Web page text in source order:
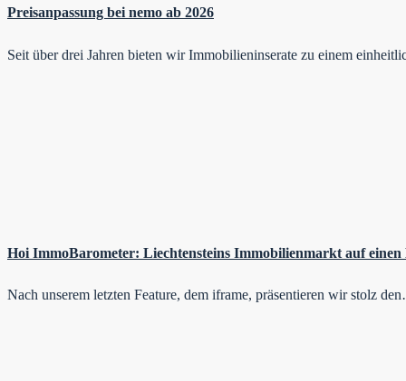
Preisanpassung bei nemo ab 2026
Seit über drei Jahren bieten wir Immobilieninserate zu einem
Hoi ImmoBarometer: Liechtensteins Immobilienmarkt auf einen
Nach unserem letzten Feature, dem iframe, präsentieren wir stolz